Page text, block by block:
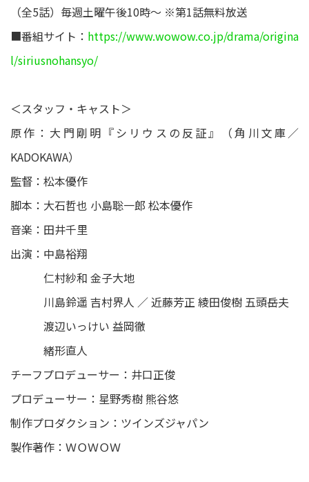
（全5話）毎週土曜午後10時～ ※第1話無料放送
■番組サイト： https://www.wowow.co.jp/drama/origina
l/siriusnohansyo/
＜スタッフ・キャスト＞
原作：大門剛明『シリウスの反証』（角川文庫／
KADOKAWA）
監督：松本優作
脚本：大石哲也 小島聡一郎 松本優作
音楽：田井千里
出演：中島裕翔
仁村紗和 金子大地
川島鈴遥 吉村界人 ／ 近藤芳正 綾田俊樹 五頭岳夫
渡辺いっけい 益岡徹
緒形直人
チーフプロデューサー：井口正俊
プロデューサー：星野秀樹 熊谷悠
制作プロダクション：ツインズジャパン
製作著作：ＷＯＷＯＷ